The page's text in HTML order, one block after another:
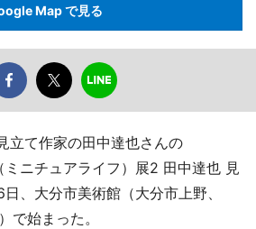
Map で見る
立て作家の田中達也さんの
ミニチュアライフ）展2 田中達也 見
、大分市美術館（大分市上野、
始まった。